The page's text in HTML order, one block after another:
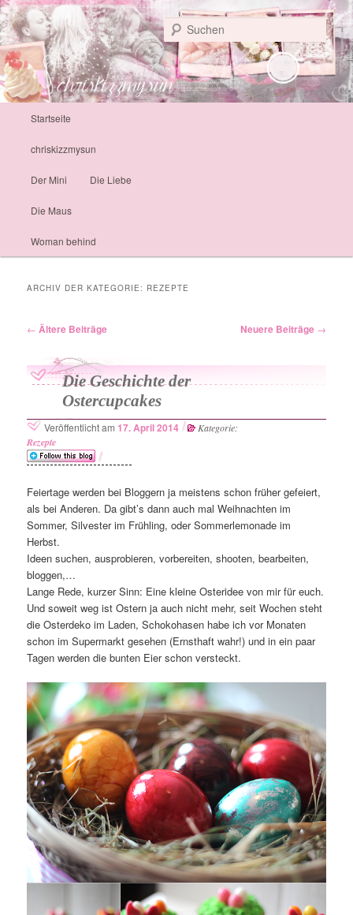
chriskizzmysun
Personal Life
Zum Inhalt wechseln
Zum sekundären Inhalt wechseln
Startseite
chriskizzmysun
Der Mini Die Liebe
Die Maus
Woman behind
ARCHIV DER KATEGORIE: REZEPTE
Artikelnavigation
← Ältere Beiträge Neuere Beiträge →
Die Geschichte der
Ostercupcakes
Veröffentlicht am17. April 2014 Kategorie:
Rezepte
Feiertage werden bei Bloggern ja meistens schon früher gefeiert,
als bei Anderen. Da gibt’s dann auch mal Weihnachten im
Sommer, Silvester im Frühling, oder Sommerlemonade im
Herbst.
Ideen suchen, ausprobieren, vorbereiten, shooten, bearbeiten,
bloggen,…
Lange Rede, kurzer Sinn: Eine kleine Osteridee von mir für euch.
Und soweit weg ist Ostern ja auch nicht mehr, seit Wochen steht
die Osterdeko im Laden, Schokohasen habe ich vor Monaten
schon im Supermarkt gesehen (Ernsthaft wahr!) und in ein paar
Tagen werden die bunten Eier schon versteckt.